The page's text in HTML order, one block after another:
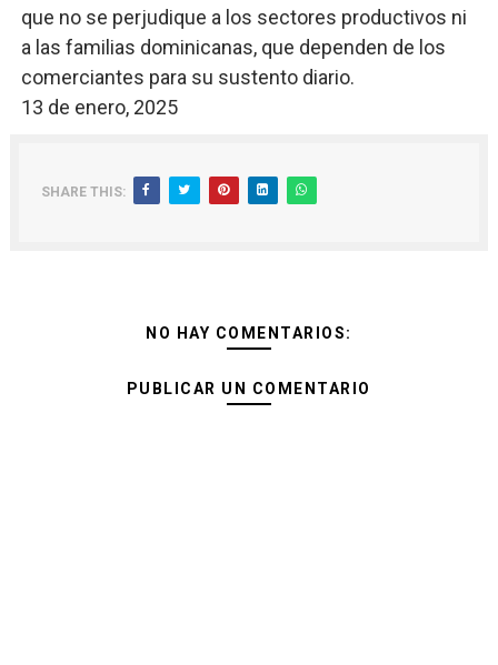
que no se perjudique a los sectores productivos ni
a las familias dominicanas, que dependen de los
comerciantes para su sustento diario.
13 de enero, 2025
SHARE THIS:
NO HAY COMENTARIOS:
PUBLICAR UN COMENTARIO